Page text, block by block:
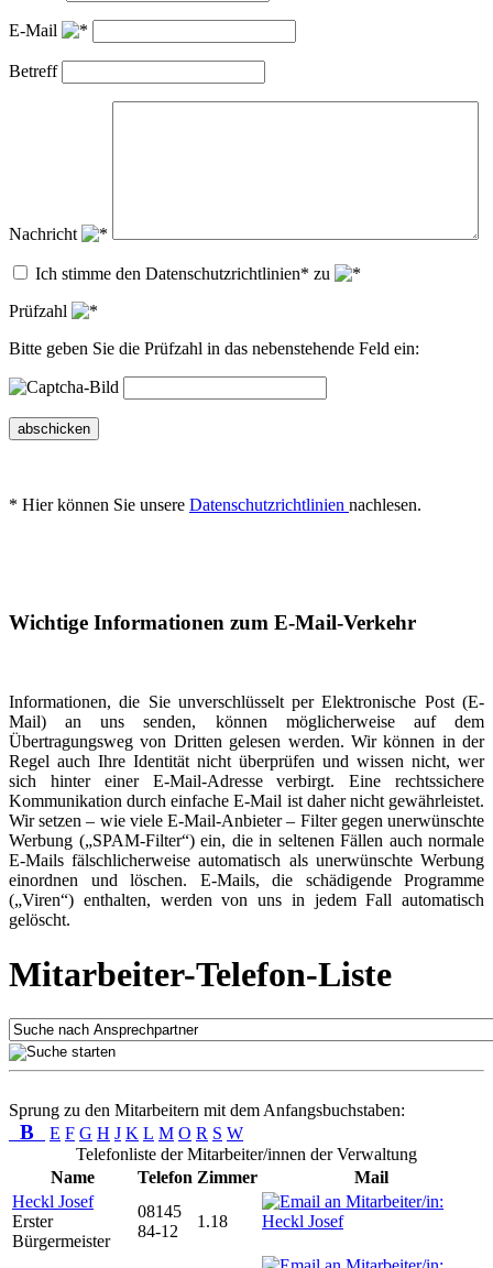
E-Mail
Betreff
Nachricht
Ich stimme den Datenschutzrichtlinien* zu
Prüfzahl
Bitte geben Sie die Prüfzahl in das nebenstehende Feld ein:
abschicken
* Hier können Sie unsere Datenschutzrichtlinien nachlesen.
Wichtige Informationen zum E-Mail-Verkehr
Informationen, die Sie unverschlüsselt per Elektronische Post (E-
Mail) an uns senden, können möglicherweise auf dem
Übertragungsweg von Dritten gelesen werden. Wir können in der
Regel auch Ihre Identität nicht überprüfen und wissen nicht, wer
sich hinter einer E-Mail-Adresse verbirgt. Eine rechtssichere
Kommunikation durch einfache E-Mail ist daher nicht gewährleistet.
Wir setzen – wie viele E-Mail-Anbieter – Filter gegen unerwünschte
Werbung („SPAM-Filter“) ein, die in seltenen Fällen auch normale
E-Mails fälschlicherweise automatisch als unerwünschte Werbung
einordnen und löschen. E-Mails, die schädigende Programme
(„Viren“) enthalten, werden von uns in jedem Fall automatisch
gelöscht.
Mitarbeiter-Telefon-Liste
Sprung zu den Mitarbeitern mit dem Anfangsbuchstaben:
B E F G H J K L M O R S W
Telefonliste der Mitarbeiter/innen der Verwaltung
Name
Telefon Zimmer
Mail
Heckl Josef
Erster
Bürgermeister
08145
84-12
1.18